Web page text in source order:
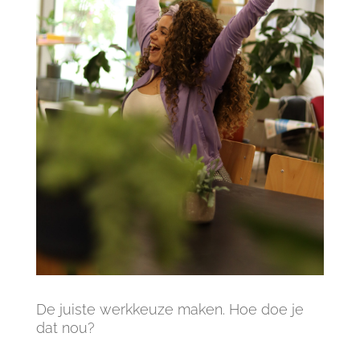
De juiste werkkeuze maken. Hoe doe je
dat nou?